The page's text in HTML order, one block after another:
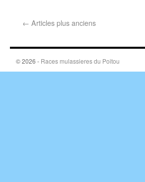
← Articles plus anciens
© 2026 - Races mulassieres du Poitou